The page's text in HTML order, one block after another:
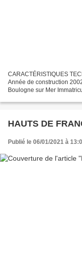
CARACTÉRISTIQUES
Année de construction
Boulogne sur Mer
Publié le 06/01/2021 à